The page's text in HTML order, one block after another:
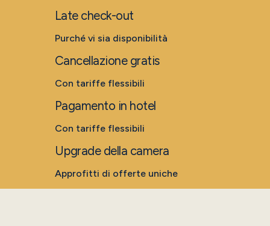
Late check-out
Purché vi sia disponibilità
Cancellazione gratis
Con tariffe flessibili
Pagamento in hotel
Con tariffe flessibili
Upgrade della camera
Approfitti di offerte uniche